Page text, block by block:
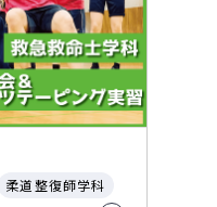
柔道整復師学科